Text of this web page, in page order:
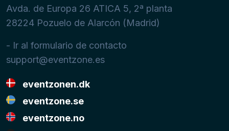
Avda. de Europa 26 ATICA 5, 2ª planta
28224 Pozuelo de Alarcón (Madrid)
- Ir al formulario de contacto
support@eventzone.es
eventzonen.dk
eventzone.se
eventzone.no